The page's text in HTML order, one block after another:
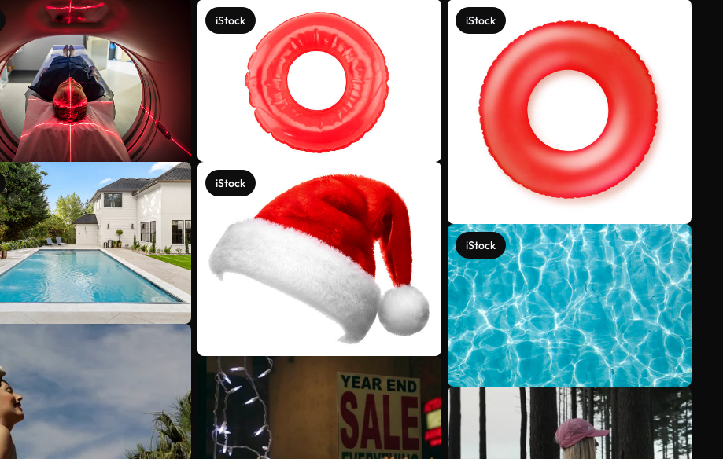
iStock
iStock
iStock
iStock